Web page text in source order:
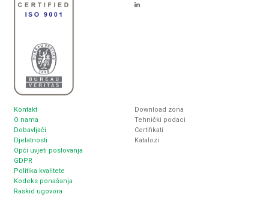
Kontakt
O nama
Dobavljači
Djelatnosti
Opći uvjeti poslovanja
GDPR
Politika kvalitete
Kodeks ponašanja
Raskid ugovora
Download zona
Tehnički podaci
Certifikati
Katalozi